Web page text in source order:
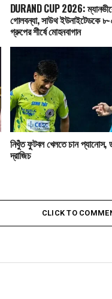
DURAND CUP 2026:
গোলবন্যা, সাউথ ইউনাইটেডকে
গ্রুপের শীর্ষে মোহনবাগান
নিখুঁত ফুটবল খেলতে চান প্যানোস,
দ্রাজিচ
CLICK TO